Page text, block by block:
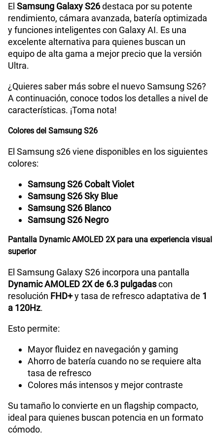
Paga solo
200GB en alta velocidad
S/ 289.90
Ver menos planes
WiFI
Cámara de fotos Principal
Cámara de fotos Frontal 12 MP
Radio FM
Capacidad Memoria RAM
Reconocimiento Facial
Lector de Huella Si
El Samsung Galaxy S26destaca por su potente
rendimiento, cámara avanzada, batería optimizada
y funciones inteligentes con Galaxy AI. Es una
excelente alternativa para quienes buscan un
equipo de alta gama a mejor precio que la versión
Ultra.
¿Quieres saber más sobre el nuevo Samsung S26?
A continuación, conoce todos los detalles a nivel de
características. ¡Toma nota!
Colores del Samsung S26
El Samsung s26 viene disponibles en los siguientes
colores:
Samsung S26 Cobalt Violet
Samsung S26 Sky Blue
Samsung S26 Blanco
Samsung S26 Negro
Pantalla Dynamic AMOLED 2X para una experiencia visual
superior
El Samsung Galaxy S26 incorpora una pantalla
Dynamic AMOLED 2X de 6.3 pulgadascon
resolución FHD+y tasa de refresco adaptativa de 1
a 120Hz.
Esto permite:
Mayor fluidez en navegación y gaming
Ahorro de batería cuando no se requiere alta
tasa de refresco
Colores más intensos y mejor contraste
Su tamaño lo convierte en un flagship compacto,
ideal para quienes buscan potencia en un formato
cómodo.